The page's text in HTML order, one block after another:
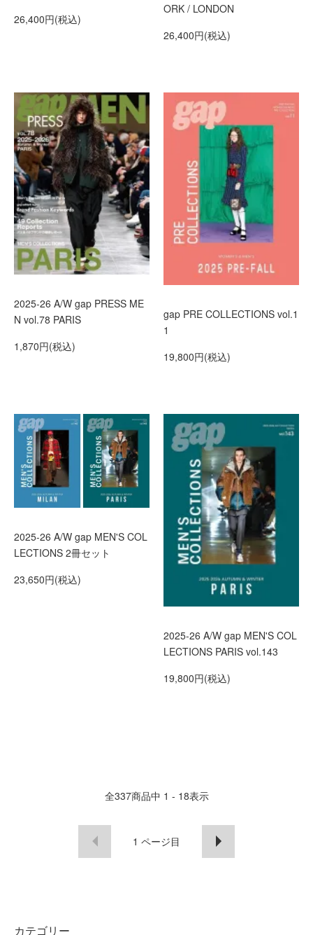
26,400円(税込)
ORK / LONDON
26,400円(税込)
2025-26 A/W gap PRESS ME
N vol.78 PARIS
1,870円(税込)
gap PRE COLLECTIONS vol.1
1
19,800円(税込)
2025-26 A/W gap MEN'S COL
LECTIONS 2冊セット
23,650円(税込)
2025-26 A/W gap MEN'S COL
LECTIONS PARIS vol.143
19,800円(税込)
全337商品中 1 - 18表示
1 ページ目
カテゴリー